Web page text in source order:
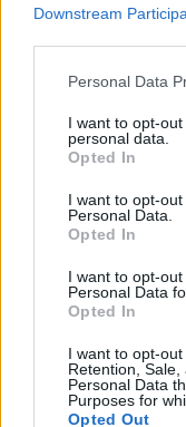
Downstream
Please note that
not limited to your
grant or deny
use your data for
consent section.
Personal Data
I want to opt-
personal data.
Opted In
I want to opt-
Personal Data.
Opted In
I want to opt-
Personal Data
Opted In
I want to opt-out
Retention,
Personal Data
Purposes for
Opted Out
OTTHON START
LAKÁSHITEL #
Népszerű